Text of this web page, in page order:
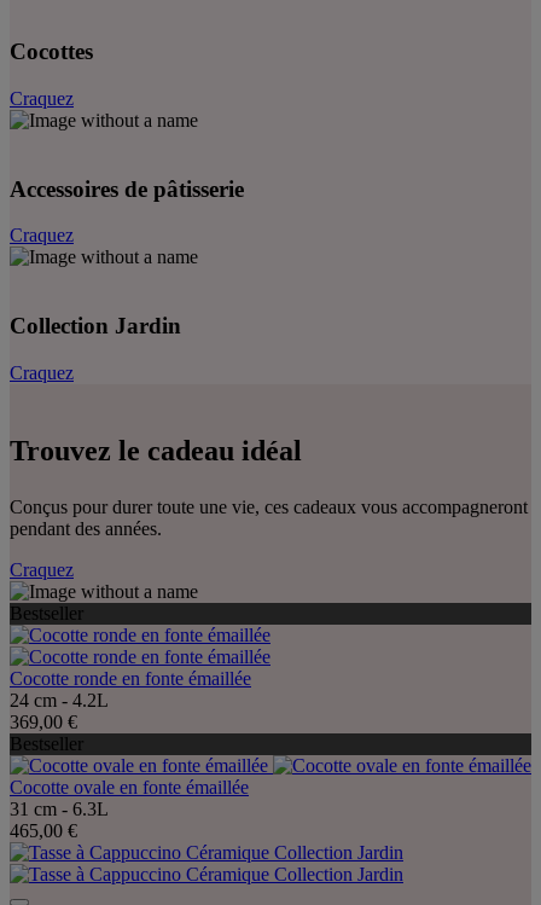
Cocottes
Craquez
Accessoires de pâtisserie
Craquez
Collection Jardin
Craquez
Trouvez le cadeau idéal
Conçus pour durer toute une vie, ces cadeaux vous accompagneront
pendant des années.
Craquez
Bestseller
Cocotte ronde en fonte émaillée
24 cm - 4.2L
369,00 €
Bestseller
Cocotte ovale en fonte émaillée
31 cm - 6.3L
465,00 €